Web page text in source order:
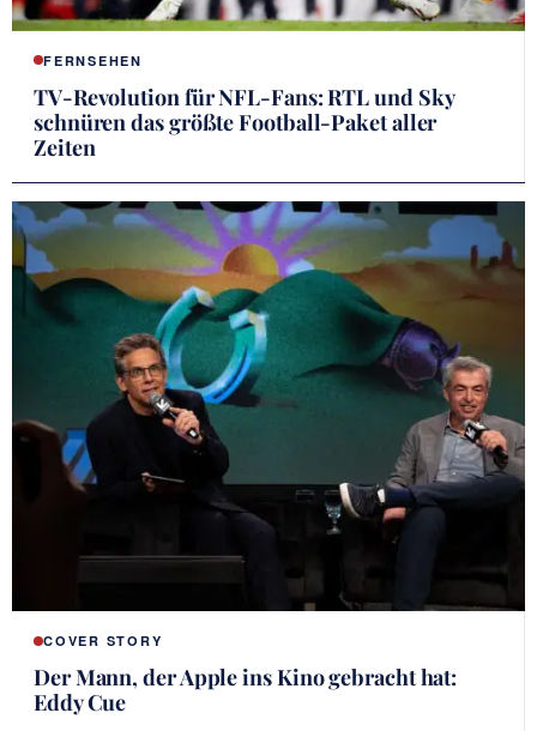
FERNSEHEN
TV-Revolution für NFL-Fans: RTL und Sky
schnüren das größte Football-Paket aller
Zeiten
COVER STORY
Der Mann, der Apple ins Kino gebracht hat:
Eddy Cue